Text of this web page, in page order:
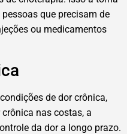
que precisam de
ou medicamentos
de dor crônica,
nas costas, a
da dor a longo prazo.